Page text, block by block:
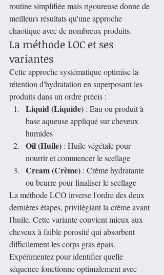
routine simplifiée mais rigoureuse donne de
meilleurs résultats qu'une approche
chaotique avec de nombreux produits.
La méthode LOC et ses
variantes
Cette approche systématique optimise la
rétention d'hydratation en superposant les
produits dans un ordre précis :
Liquid (Liquide) : Eau ou produit à
base aqueuse appliqué sur cheveux
humides
Oil (Huile) : Huile végétale pour
nourrir et commencer le scellage
Cream (Crème) : Crème hydratante
ou beurre pour finaliser le scellage
La méthode LCO inverse l'ordre des deux
dernières étapes, privilégiant la crème avant
l'huile. Cette variante convient mieux aux
cheveux à faible porosité qui absorbent
difficilement les corps gras épais.
Expérimentez pour identifier quelle
séquence fonctionne optimalement avec